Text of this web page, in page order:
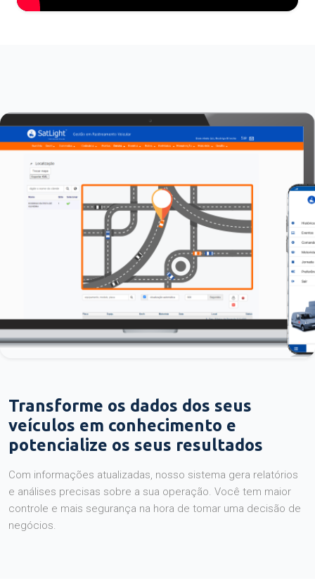
Transforme os dados dos seus
veículos em conhecimento e
potencialize os seus resultados
Com informações atualizadas, nosso sistema gera relatórios
e análises precisas sobre a sua operação. Você tem maior
controle e mais segurança na hora de tomar uma decisão de
negócios.